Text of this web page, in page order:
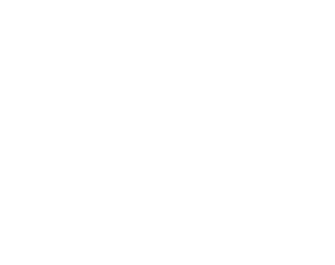
DE INCONSTITUCIONALIDADE DE EMPRESÁRIO CARLOS SÃO